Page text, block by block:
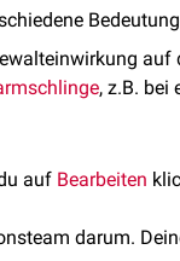
auf
, z.B. bei
auf Bearbeiten
darum.